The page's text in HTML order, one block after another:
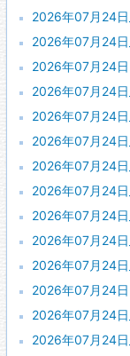
2026年07月24日_
2026年07月24日_科
2026年07月24日 卢多
2026年07月24日_根
2026年07月24日_欧
2026年07月24日_佩特
2026年07月24日
2026年07月24日_欧
2026年07月24日_欧
2026年07月24日_欧
2026年07月24日_阿
2026年07月24日 迪
2026年07月24日_欧协
2026年07月24日_艾